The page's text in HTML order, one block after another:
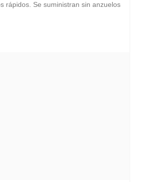
rápidos. Se suministran sin anzuelos